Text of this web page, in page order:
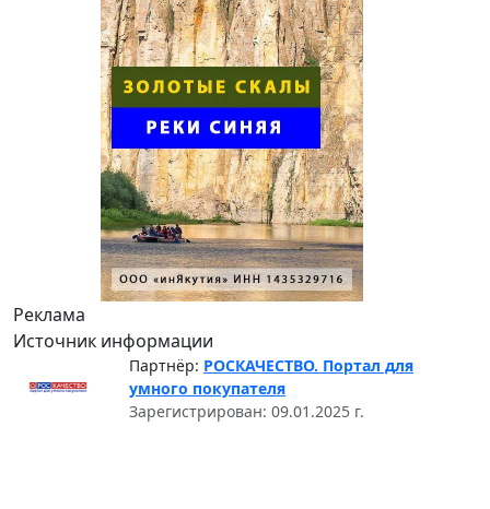
Реклама
Источник информации
Партнёр: РОСКАЧЕСТВО. Портал для
умного покупателя
Зарегистрирован: 09.01.2025 г.